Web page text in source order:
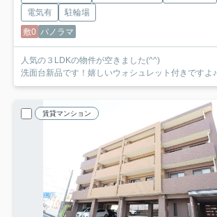
電気有
駐輪場
敷0 パノラマ
人気の３LDKの物件が空きました(^^)
洗面台新品です！嬉しいウォシュレット付きですよ♪
賃貸マンション